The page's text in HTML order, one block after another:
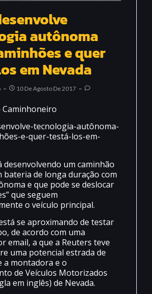
autônoma
e quer
em Nevada
10 De Agosto De 2017
Caminhoneiro
desenvolvendo um caminhão
bateria de longa duração com
e que pode se deslocar
que seguem
o veículo principal.
se aproximando de testar
de acordo com uma
email, a que a Reuters teve
uma potencial estrada de
a montadora e o
de Veículos Motorizados
em inglês) de Nevada.